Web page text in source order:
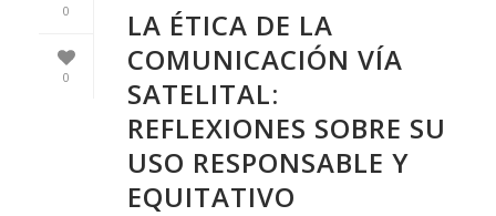
0
0
LA ÉTICA DE LA
COMUNICACIÓN VÍA
SATELITAL:
REFLEXIONES SOBRE SU
USO RESPONSABLE Y
EQUITATIVO